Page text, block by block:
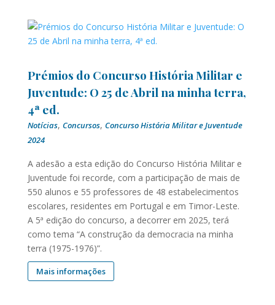
Prémios do Concurso História Militar e
Juventude: O 25 de Abril na minha terra,
4ª ed.
Notícias, Concursos, Concurso História Militar e Juventude
2024
A adesão a esta edição do Concurso História Militar e
Juventude foi recorde, com a participação de mais de
550 alunos e 55 professores de 48 estabelecimentos
escolares, residentes em Portugal e em Timor-Leste.
A 5ª edição do concurso, a decorrer em 2025, terá
como tema “A construção da democracia na minha
terra (1975-1976)”.
Mais informações